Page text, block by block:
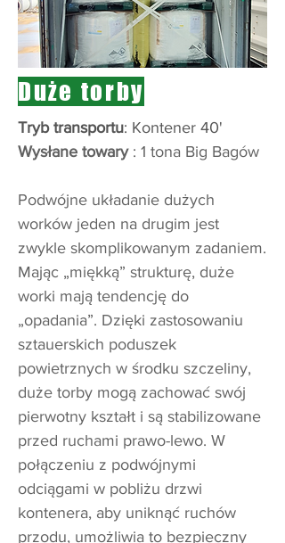
Duże torby
Tryb transportu: Kontener 40'
Wysłane towary : 1 tona Big Bagów
Podwójne układanie dużych
worków jeden na drugim jest
zwykle skomplikowanym zadaniem.
Mając „miękką” strukturę, duże
worki mają tendencję do
„opadania”. Dzięki zastosowaniu
sztauerskich poduszek
powietrznych w środku szczeliny,
duże torby mogą zachować swój
pierwotny kształt i są stabilizowane
przed ruchami prawo-lewo. W
połączeniu z podwójnymi
odciągami w pobliżu drzwi
kontenera, aby uniknąć ruchów
przodu, umożliwia to bezpieczny